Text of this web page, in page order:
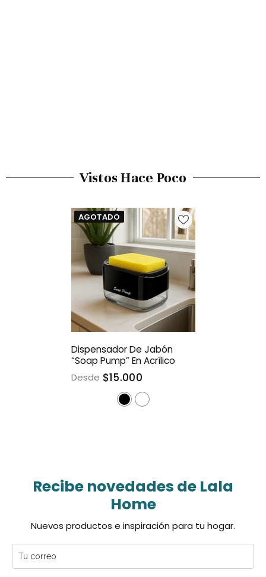
Vistos Hace Poco
AGOTADO
Dispensador De Jabón
“Soap Pump” En Acrílico
Desde $15.000
Recibe novedades de Lala
Home
Nuevos productos e inspiración para tu hogar.